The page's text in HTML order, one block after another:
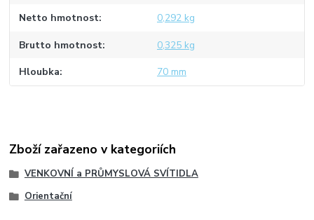
Netto hmotnost 0,292 kg
Brutto hmotnost 0,325 kg
Hloubka 70 mm
Zboží zařazeno v kategoriích
VENKOVNÍ a PRŮMYSLOVÁ SVÍTIDLA
Orientační